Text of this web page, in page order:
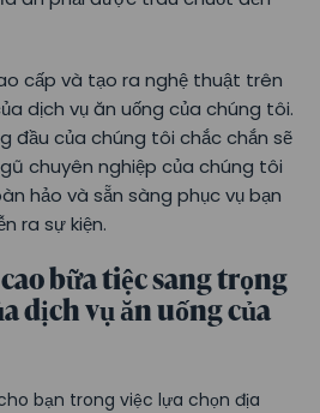
cấp và tạo ra nghệ thuật trên
dịch vụ ăn uống của chúng tôi.
đầu của chúng tôi chắc chắn sẽ
chuyên nghiệp của chúng tôi
hảo và sẵn sàng phục vụ bạn
ra sự kiện.
bữa tiệc sang trọng
dịch vụ ăn uống của
bạn trong việc lựa chọn địa